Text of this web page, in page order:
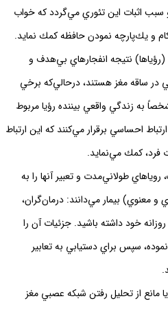
و سبب اثبات اين تئوري مي‌گردد كه خواب
و يك‌پارچه نمودن حافظه كمك نمايد.
نتيجه انفجارهاي بي‌هدف و
ساقه مغز هستند، درحالي‌كه برخي
به زندگي واقعي بيننده رؤيا مربوط
احساسي برقرار مي‌كنند كه اين ارتباط
فرد، كمك مي‌نمايد.
طولاني‌مدت و تعبير آنها را به
معنوي) بيمار مي‌دانند: درمان‌گران،
خود داشته باشيد. جزئيات آن را
سپس براي دستيابي به تعابير
مانع از تحليل رفتن شبكه عصبي مغز